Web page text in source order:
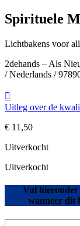
Spirituele
Lichtbakens voor
2dehands – Als
/ Nederlands /
Uitleg over de
€ 11,50
Uitverkocht
Uitverkocht
Vul hieronder
wanneer dit